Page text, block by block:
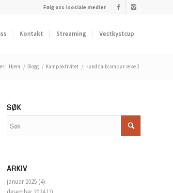
Følg oss i sosiale medier
Kontakt Streaming Vestkystcup
Hjem / Blogg / Kampaktivitet / Handballkampar veke 3
SØK
ARKIV
januar 2025 (4)